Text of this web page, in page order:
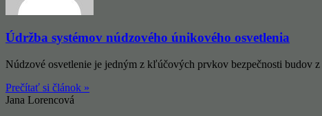
Údržba systémov núdzového únikového osvetlenia
Núdzové osvetlenie je jedným z kľúčových prvkov bezpečnosti budov
Prečítať si článok »
Jana Lorencová